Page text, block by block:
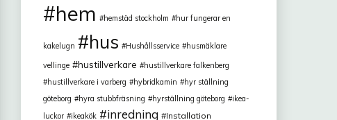
hem hemstäd stockholm hur fungerar en
kakelugn hus Hushållsservice
husmäklare
vellinge
hustillverkare
hustillverkare falkenberg
hustillverkare i varberg
hybridkamin
hyr ställning
göteborg
hyra stubbfräsning hyrställning göteborg
ikea-
luckor
ikeakök inredning
Installation